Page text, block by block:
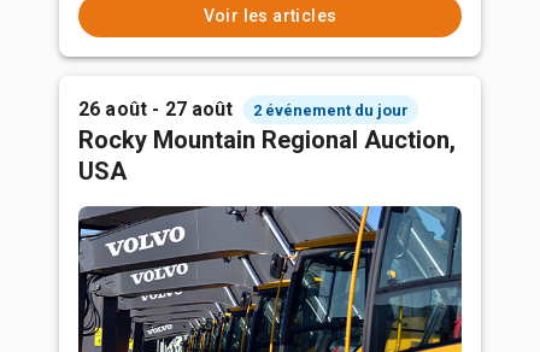
Voir les articles
26 août - 27 août 2 événement du jour
Rocky Mountain Regional Auction,
USA